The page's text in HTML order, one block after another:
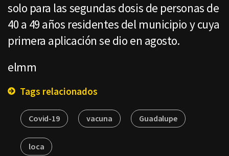
solo para las segundas dosis de personas de
40 a 49 años residentes del municipio y cuya
primera aplicación se dio en agosto.
elmm
Tags relacionados
Covid-19 vacuna Guadalupe
loca